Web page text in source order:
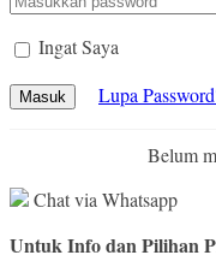
Ingat Saya
Masuk Lupa
Belum
Chat via Whatsapp
Untuk Info dan Pilihan